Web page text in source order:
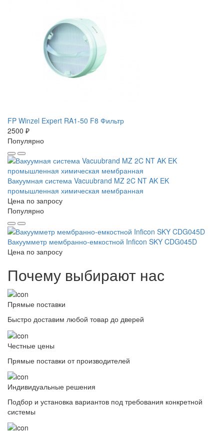
FP Winzel Expert RA1-50 F8 Фильтр
2500 ₽
Популярно
Вакуумная система Vacuubrand MZ 2C NT AK EK
промышленная химическая мембранная
Цена по запросу
Популярно
Вакуумметр мембранно-емкостной Inficon SKY CDG045D
Цена по запросу
Почему выбирают нас
Прямые поставки
Быстро доставим любой товар до дверей
Честные цены
Прямые поставки от производителей
Индивидуальные решения
Подбор и установка вариантов под требования конкретной
системы